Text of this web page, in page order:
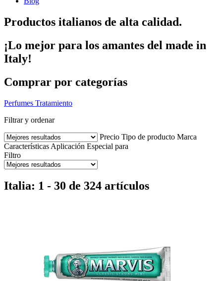
Productos italianos de alta calidad.
¡Lo mejor para los amantes del made in
Italy!
Comprar por categorías
Perfumes Tratamiento
Filtrar y ordenar
Precio Tipo de producto Marca
Características Aplicación Especial para
Filtro
Italia: 1 - 30 de 324 artículos